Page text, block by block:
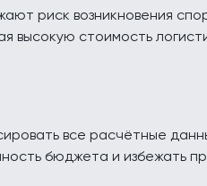
риск возникновения
высокую стоимость
все расчётные
бюджета и избежать